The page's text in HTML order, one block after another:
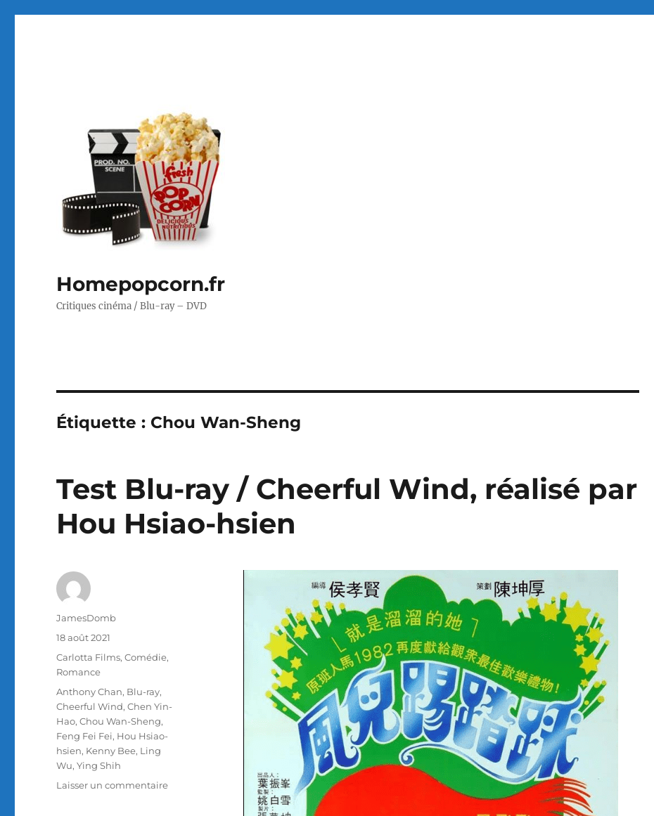
Homepopcorn.fr
Critiques cinéma / Blu-ray – DVD
Étiquette : Chou Wan-Sheng
Test Blu-ray / Cheerful Wind, réalisé par
Hou Hsiao-hsien
Auteur
JamesDomb
Publié
18 août 2021
Catégories
Carlotta Films,Comédie,
Romance
Étiquettes
Anthony Chan, Blu-ray,
Cheerful Wind,Chen Yin-
Hao,Chou Wan-Sheng,
Feng Fei Fei, Hou Hsiao-
hsien, Kenny Bee, Ling
Wu,Ying Shih
Laisser un commentairesur